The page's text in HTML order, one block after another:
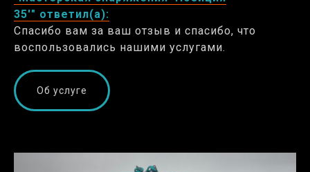
35'" ответил(а):
Спасибо вам за ваш отзыв и спасибо, что
воспользовались нашими услугами.
Об услуге